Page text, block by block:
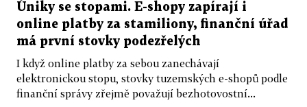
Úniky se stopami. E-shopy zapírají i
online platby za stamiliony, finanční úřad
má první stovky podezřelých
I když online platby za sebou zanechávají
elektronickou stopu, stovky tuzemských e-shopů podle
finanční správy zřejmě považují bezhotovostní...